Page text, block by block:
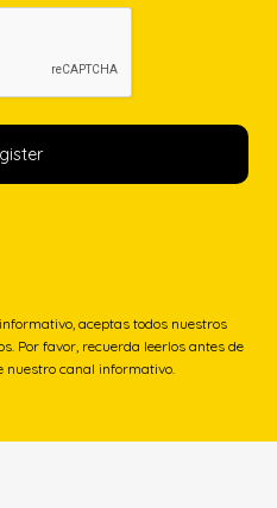
aceptas todos nuestros
Por favor, recuerda leerlos antes de
canal informativo.